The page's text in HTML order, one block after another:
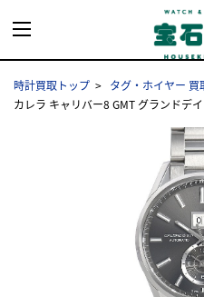
時計買取トップ タグ・ホイヤー 買
カレラ キャリバー8 GMT グランドデ